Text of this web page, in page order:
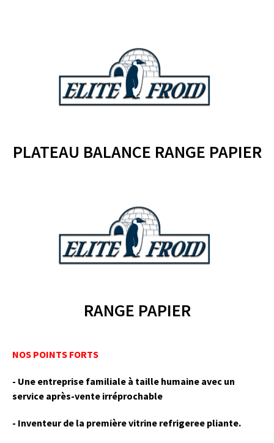
PLATEAU BALANCE RANGE PAPIER
RANGE PAPIER
NOS POINTS FORTS
- Une entreprise familiale à taille humaine avec un
service après-vente irréprochable
- Inventeur de la première vitrine refrigeree pliante.